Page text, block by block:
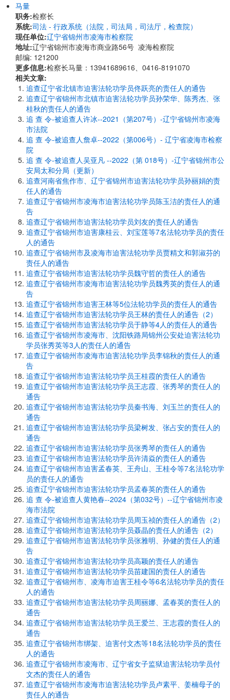
马量
职务:检察长
系统:司法 - 行政系统（法院，司法局，司法厅，检查院）
现任单位:辽宁省锦州市凌海市检察院
地址:辽宁省锦州市凌海市商业路56号 凌海检察院
邮编: 121200
更多信息:检察长马量：13941689616、0416-8191070
相关文章:
追查辽宁省北镇市迫害法轮功学员佟跃亮的责任人的通告
追查辽宁省锦州市北镇市迫害法轮功学员孙荣华、陈秀杰、张
桂秋的责任人的通告
追 查 令-被追查人许冰--2021（第207号）-辽宁省锦州市凌海
市法院
追 查 令-被追查人詹卓--2022（第006号）- 辽宁省凌海市检察
院
追 查 令-被追查人吴亚凡 --2022（第 018号）-辽宁省锦州市公
安局太和分局（更新）
追查河南省焦作市、辽宁省锦州市迫害法轮功学员孙丽娟的责
任人的通告
追查辽宁省锦州市凌海市迫害法轮功学员陈玉洁的责任人的通
告
追查辽宁省锦州市迫害法轮功学员刘友的责任人的通告
追查辽宁省锦州市迫害康桂云、刘宝莲等7名法轮功学员的责任
人的通告
追查辽宁省锦州市及凌海市迫害法轮功学员贾精文和郭淑芬的
责任人的通告
追查辽宁省锦州市迫害法轮功学员魏守哲的责任人的通告
追查辽宁省锦州市凌海市迫害法轮功学员魏秀英的责任人的通
告
追查辽宁省锦州市迫害王林等5位法轮功学员的责任人的通告
追查辽宁省锦州市迫害法轮功学员王林的责任人的通告（2）
追查辽宁省锦州市迫害法轮功学员于静等4人的责任人的通告
追查辽宁省锦州市凌海市、沈阳铁路局锦州公安处迫害法轮功
学员张秀英等3人的责任人的通告
追查辽宁省锦州市凌海市迫害法轮功学员李锦秋的责任人的通
告
追查辽宁省锦州市迫害法轮功学员王桂霞的责任人的通告
追查辽宁省锦州市迫害法轮功学员王志霞、张秀琴的责任人的
通告
追查辽宁省锦州市迫害法轮功学员秦书海、刘玉兰的责任人的
通告
追查辽宁省锦州市迫害法轮功学员梁树发、张占安的责任人的
通告
追查辽宁省锦州市迫害法轮功学员张秀琴的责任人的通告
追查辽宁省锦州市迫害法轮功学员许清焱的责任人的通告
追查辽宁省锦州市迫害孟春英、王舟山、王桂令等7名法轮功学
员的责任人的通告
追查辽宁省锦州市迫害法轮功学员孟春英的责任人的通告
追 查 令-被追查人黄艳春--2024（第032号）--辽宁省锦州市凌
海市法院
追查辽宁省锦州市迫害法轮功学员周玉祯的责任人的通告（2）
追查辽宁省锦州市迫害法轮功学员聂晶的责任人的通告（2）
追查辽宁省锦州市迫害法轮功学员张雅明、孙健的责任人的通
告
追查辽宁省锦州市迫害法轮功学员高颖的责任人的通告
追查辽宁省锦州市迫害法轮功学员苗建国的责任人的通告
追查辽宁省锦州市、凌海市迫害王桂令等6名法轮功学员的责任
人的通告
追查辽宁省锦州市迫害法轮功学员周丽娜、孟春英的责任人的
通告
追查辽宁省锦州市迫害法轮功学员王爱兰、王志霞的责任人的
通告
追查辽宁省锦州市绑架、迫害付文杰等18名法轮功学员的责任
人的通告
追查辽宁省锦州市凌海市、辽宁省女子监狱迫害法轮功学员付
文杰的责任人的通告
追查辽宁省锦州市凌海市迫害法轮功学员卢素平、姜楠母子的
责任人的通告